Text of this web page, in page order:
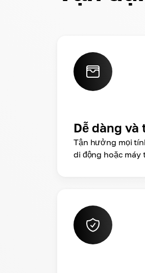
Dễ dàng
Tận hưởng mọi
di động hoặc máy